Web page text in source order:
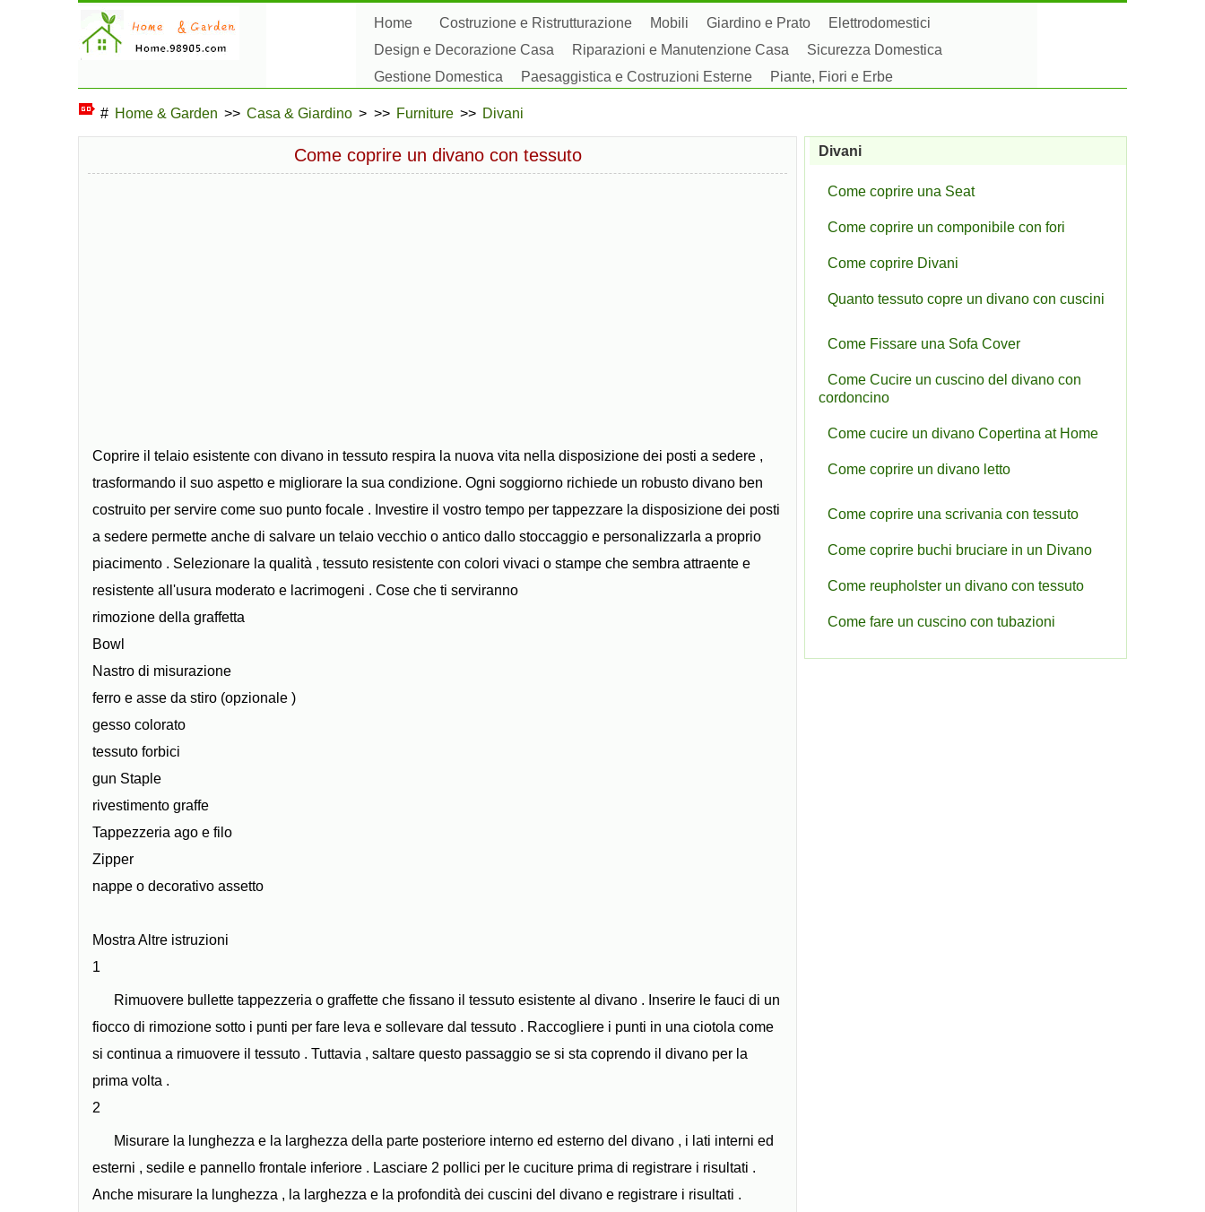
Home Costruzione e Ristrutturazione Mobili Giardino e Prato
Elettrodomestici
Design e Decorazione Casa
Riparazioni e Manutenzione Casa
Sicurezza Domestica
Gestione Domestica
Paesaggistica e Costruzioni Esterne
Piante, Fiori e Erbe
# Home & Garden >> Casa & Giardino > >> Furniture >> Divani
Come coprire un divano con tessuto
Coprire il telaio esistente con divano in tessuto respira la nuova vita nella disposizione dei posti a sedere ,
trasformando il suo aspetto e migliorare la sua condizione. Ogni soggiorno richiede un robusto divano ben
costruito per servire come suo punto focale . Investire il vostro tempo per tappezzare la disposizione dei posti
a sedere permette anche di salvare un telaio vecchio o antico dallo stoccaggio e personalizzarla a proprio
piacimento . Selezionare la qualità , tessuto resistente con colori vivaci o stampe che sembra attraente e
resistente all'usura moderato e lacrimogeni . Cose che ti serviranno
rimozione della graffetta
Bowl
Nastro di misurazione
ferro e asse da stiro (opzionale )
gesso colorato
tessuto forbici
gun Staple
rivestimento graffe
Tappezzeria ago e filo
Zipper
nappe o decorativo assetto
Mostra Altre istruzioni
1
Rimuovere bullette tappezzeria o graffette che fissano il tessuto esistente al divano . Inserire le fauci di un
fiocco di rimozione sotto i punti per fare leva e sollevare dal tessuto . Raccogliere i punti in una ciotola come
si continua a rimuovere il tessuto . Tuttavia , saltare questo passaggio se si sta coprendo il divano per la
prima volta .
2
Misurare la lunghezza e la larghezza della parte posteriore interno ed esterno del divano , i lati interni ed
esterni , sedile e pannello frontale inferiore . Lasciare 2 pollici per le cuciture prima di registrare i risultati .
Anche misurare la lunghezza , la larghezza e la profondità dei cuscini del divano e registrare i risultati .
Divani
Come coprire una Seat
Come coprire un componibile con fori
Come coprire Divani
Quanto tessuto copre un divano con cuscini
Come Fissare una Sofa Cover
Come Cucire un cuscino del divano con
cordoncino
Come cucire un divano Copertina at Home
Come coprire un divano letto
Come coprire una scrivania con tessuto
Come coprire buchi bruciare in un Divano
Come reupholster un divano con tessuto
Come fare un cuscino con tubazioni